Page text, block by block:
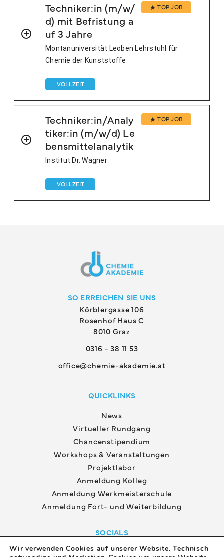
Techniker:in (m/w/
d) mit Befristung a
uf 3 Jahre
TOP JOB
Montanuniversität Leoben Lehrstuhl für
Chemie der Kunststoffe
VOLLZEIT
Techniker:in/Analy
tiker:in (m/w/d) Le
bensmittelanalytik
TOP JOB
Institut Dr. Wagner
VOLLZEIT
SO ERREICHEN SIE UNS
Körblergasse 106
Rosenhof Haus C
8010 Graz
0316 - 38 11 53
office@chemie-akademie.at
QUICKLINKS
News
Virtueller Rundgang
Chancenstipendium
Workshops & Veranstaltungen
Projektlabor
Anmeldung Kolleg
Anmeldung Werkmeisterschule
Anmeldung Fort- und Weiterbildung
SOCIALS
Wir verwenden Cookies auf unserer Website. Technisch